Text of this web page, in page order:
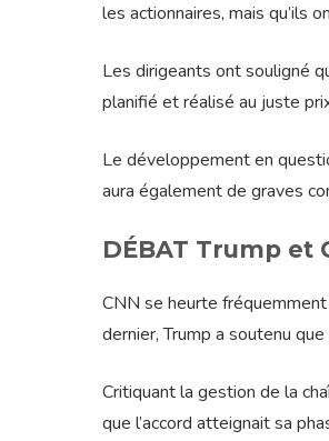
les actionnaires, mais qu’ils
Les dirigeants ont souligné
planifié et réalisé au juste
Le développement en
aura également de graves
DÉBAT Trump et
CNN se heurte
dernier, Trump a soutenu
Critiquant la gestion de la
que l’accord atteignait sa